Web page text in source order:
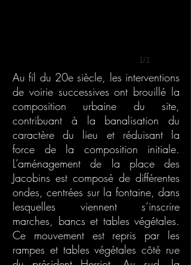
1/1
Au fil du 20e siècle, les interventions
de voirie successives ont brouillé la
composition urbaine du site,
contribuant à la banalisation du
caractère du lieu et réduisant la
force de la composition initiale.
L’aménagement de la place des
Jacobins est composé de différentes
ondes, centrées sur la fontaine, dans
lesquelles viennent s’inscrire
marches, bancs et tables végétales.
Ce mouvement est repris par les
rampes et tables végétales côté rue